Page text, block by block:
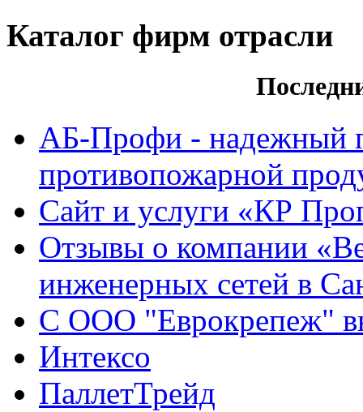
Каталог фирм отрасли
АБ-Профи - надежный
противопожарной
Сайт и услуги «КР
Отзывы о компании
инженерных сетей в
С ООО "Еврокрепеж"
Интексо
ПаллетТрейд